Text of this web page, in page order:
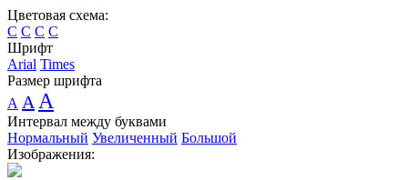
Цветовая схема:
C C C C
Шрифт
Arial Times
Размер шрифта
A A A
Интервал между буквами
Нормальный Увеличенный Большой
Изображения: